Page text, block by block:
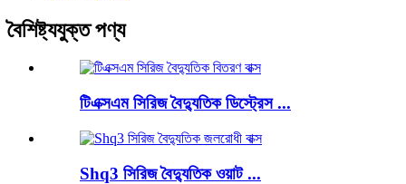
বৈশিষ্ট্যযুক্ত পণ্য
টিএক্সএম সিরিজ বৈদ্যুতিক ডিস্ট্রেস ...
Shq3 সিরিজ বৈদ্যুতিক ওয়াট ...